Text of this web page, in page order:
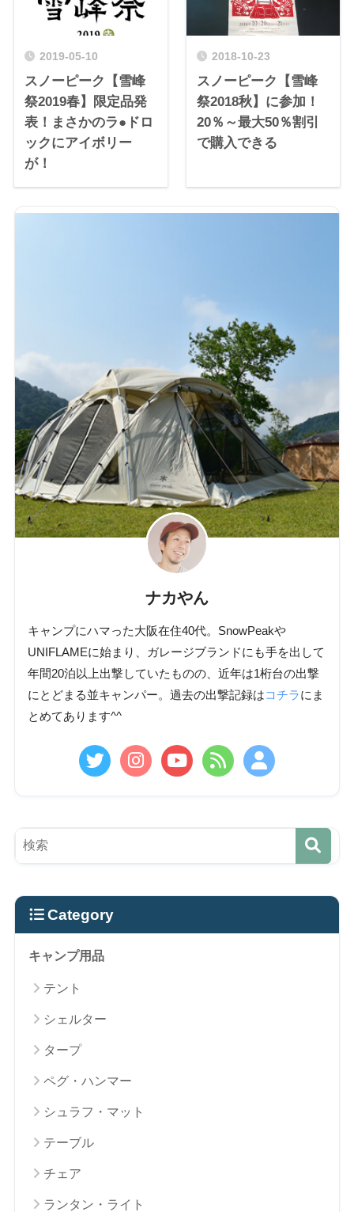
2019-05-10
スノーピーク【雪峰
祭2019春】限定品発
表！まさかのラ●ドロ
ックにアイボリー
が！
2018-10-23
スノーピーク【雪峰
祭2018秋】に参加！
20％～最大50％割引
で購入できる
ナカやん
キャンプにハマった大阪在住40代。SnowPeakや
UNIFLAMEに始まり、ガレージブランドにも手を出して
年間20泊以上出撃していたものの、近年は1桁台の出撃
にとどまる並キャンパー。過去の出撃記録はコチラにま
とめてあります^^
Category
キャンプ用品
テント
シェルター
タープ
ペグ・ハンマー
シュラフ・マット
テーブル
チェア
ランタン・ライト